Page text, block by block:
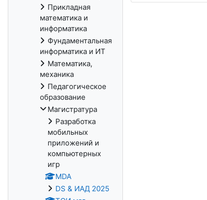
Прикладная
математика и
информатика
Фундаментальная
информатика и ИТ
Математика,
механика
Педагогическое
образование
Магистратура
Разработка
мобильных
приложений и
компьютерных
игр
MDA
DS & ИАД 2025